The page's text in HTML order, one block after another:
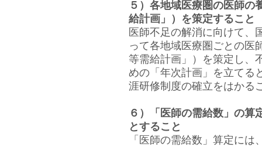
５）各地域医療圏の医師の
給計画」）を策定すること
医師不足の解消に向けて、
って各地域医療圏ごとの医
等需給計画」）を策定し、
めの「年次計画」を立てる
涯研修制度の確立をはかる
６）「医師の需給数」の算
とすること
「医師の需給数」算定に